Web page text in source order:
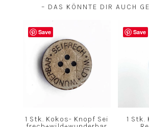
– DAS KÖNNTE DIR AUCH
Save
1 Stk. Kokos- Knopf Sei
Save
1 Stk.